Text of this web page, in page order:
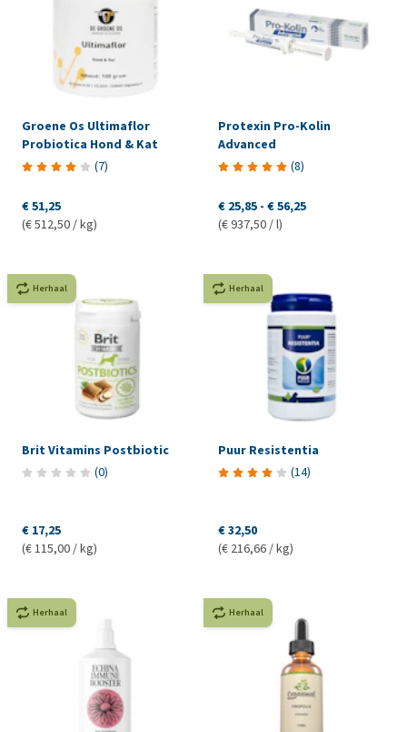
Groene Os Ultimaflor
Probiotica Hond & Kat
(7)
€ 51,25
(€ 512,50 / kg)
Protexin Pro-Kolin
Advanced
(8)
€ 25,85 - € 56,25
(€ 937,50 / l)
Herhaal
Brit Vitamins Postbiotic
(0)
€ 17,25
(€ 115,00 / kg)
Herhaal
Puur Resistentia
(14)
€ 32,50
(€ 216,66 / kg)
Herhaal Herhaal